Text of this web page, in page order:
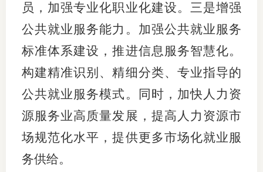
员，加强专业化职业化建设。三是增强
公共就业服务能力。加强公共就业服务
标准体系建设，推进信息服务智慧化。
构建精准识别、精细分类、专业指导的
公共就业服务模式。同时，加快人力资
源服务业高质量发展，提高人力资源市
场规范化水平，提供更多市场化就业服
务供给。